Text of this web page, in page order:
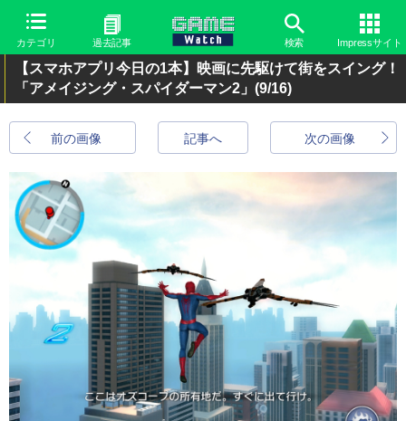
カテゴリ 過去記事 検索 Impressサイト
【スマホアプリ今日の1本】映画に先駆けて街をスイング！
「アメイジング・スパイダーマン2」 (9/16)
前の画像 次の画像
記事へ